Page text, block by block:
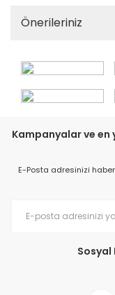
Önerileriniz
Kampanyalar ve en
E-Posta adresinizi
Sosyal